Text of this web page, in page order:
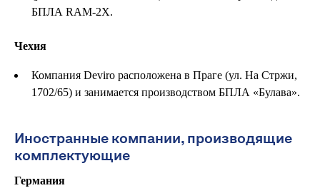
БПЛА RAM-2X.
Чехия
Компания Deviro расположена в Праге (ул. На Стржи,
1702/65) и занимается производством БПЛА «Булава».
Иностранные компании, производящие
комплектующие
Германия